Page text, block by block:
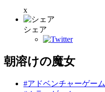
x
シェア
朝溶けの魔女
#アドベンチャーゲーム